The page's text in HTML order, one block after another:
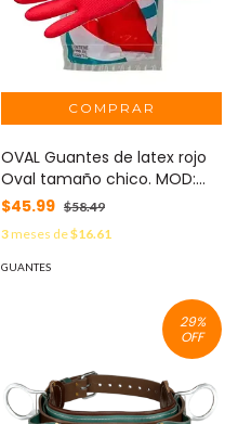
OVAL Guantes de latex rojo
Oval tamaño chico. MOD:
JA077
$45.99 $58.49
3meses de$16.61
GUANTES
29%
OFF